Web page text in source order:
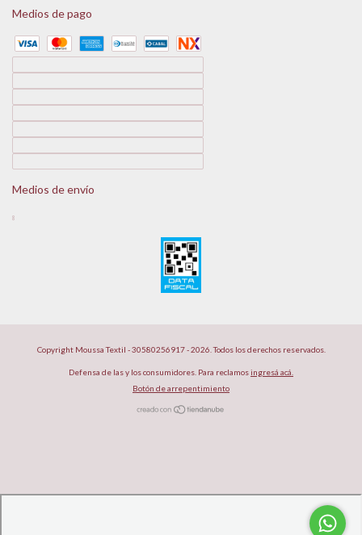
Medios de pago
Medios de envío
Copyright Moussa Textil - 30580256917 - 2026. Todos los derechos reservados.
Defensa de las y los consumidores. Para reclamosingresá acá.
Botón de arrepentimiento